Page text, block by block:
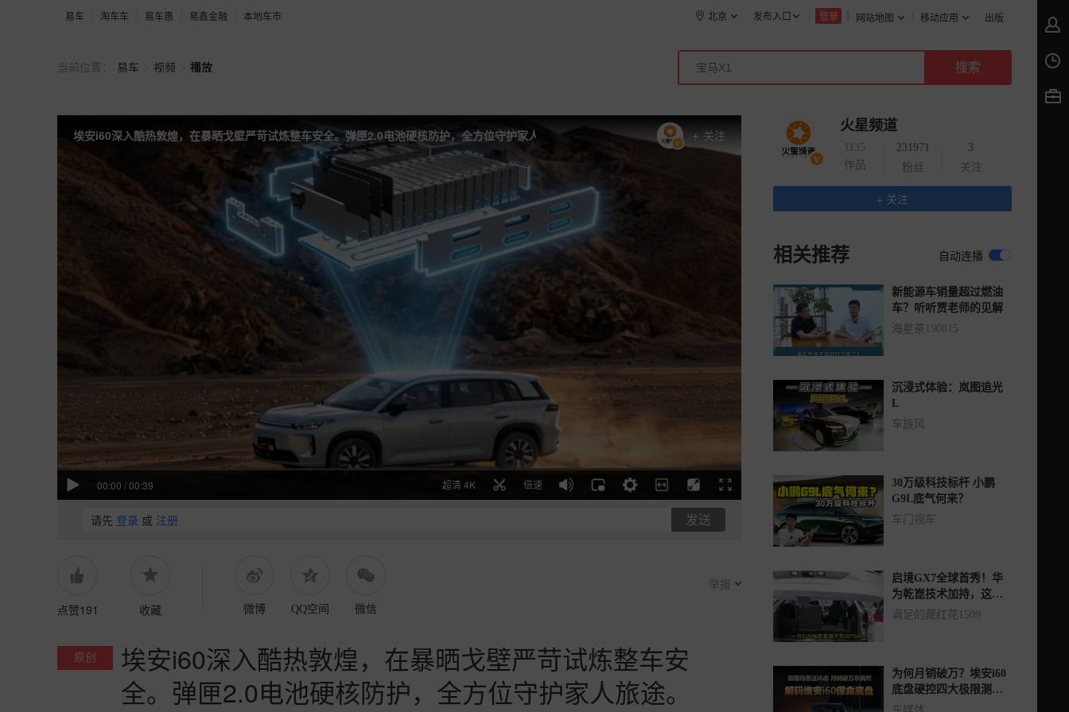
易车 淘车车 易车惠 易鑫金融 本地车市 网站地图 移动应用 出版
登录
发布入口
北京
当前位置： 易车 视频 播放
埃安i60深入酷热敦煌，在暴晒戈壁严苛试炼整车安全。弹匣2.0电池硬核防护，全方位守护家人旅途。 + 关注
00:00 /00:39 超清 4K 倍速
请先 登录 或 注册 发送
点赞191 收藏 微博 QQ空间 微信
举报
原创
埃安i60深入酷热敦煌，在暴晒戈壁严苛试炼整车安
全。弹匣2.0电池硬核防护，全方位守护家人旅途。
火星频道
1135
作品
231971
粉丝
3
关注
+ 关注
相关推荐 自动连播
新能源车销量超过燃油
车？听听贾老师的见解
海星茶190815
沉浸式体验：岚图追光
L
车族风
30万级科技标杆 小鹏
G9L底气何来？
车门视车
启境GX7全球首秀！华
为乾崑技术加持，这台
“阔”五座SUV要爆了？
满足的藏红花1509
为何月销破万？埃安i60
底盘硬控四大极限测
试，夯实新能源A级爆